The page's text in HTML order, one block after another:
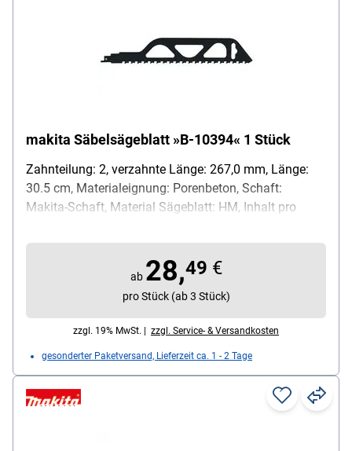
makita Säbelsägeblatt »B-10394« 1 Stück
Zahnteilung: 2, verzahnte Länge: 267,0 mm, Länge:
30.5 cm, Materialeignung: Porenbeton, Schaft:
Makita-Schaft, Material Sägeblatt: HM, Inhalt pro
ab 28,49 €
pro Stück (ab 3 Stück)
zzgl. 19% MwSt. | zzgl. Service- & Versandkosten
gesonderter Paketversand, Lieferzeit ca. 1 - 2 Tage